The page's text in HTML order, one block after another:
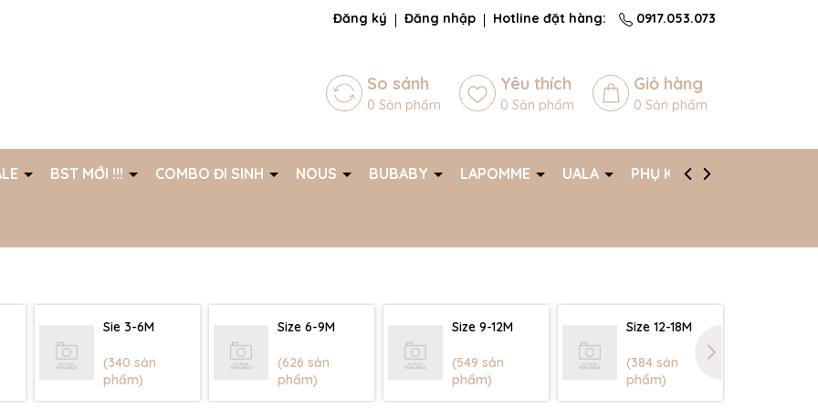
chờ đợi bạn Đăng ký Đăng nhập Hotline đặt hàng: 0917.053.073
So sánh
0 Sản phẩm
Yêu thích
0 Sản phẩm
Giỏ hàng
0 Sản phẩm
BST MỚI !!! COMBO ĐI SINH NOUS BUBABY LAPOMME UALA PHỤ KIỆN
Sie 3-6M
(340 sản
phẩm)
Size 6-9M
(626 sản
phẩm)
Size 9-12M
(549 sản
phẩm)
Size 12-18M
(384 sản
phẩm)